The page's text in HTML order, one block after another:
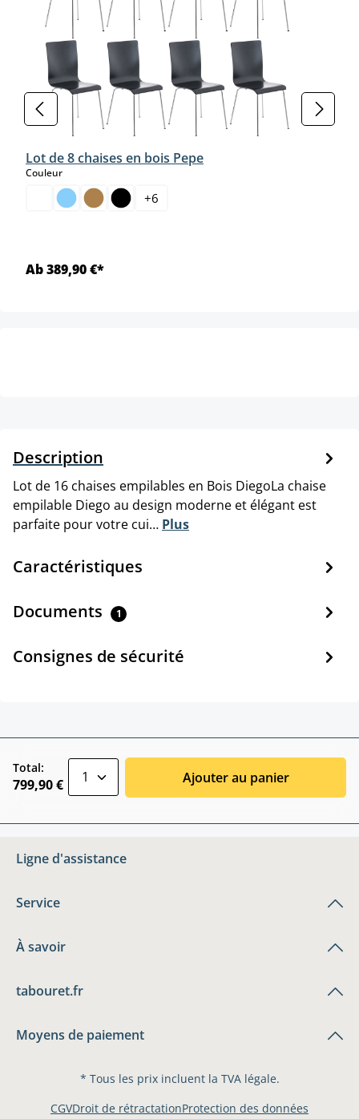
Lot de 8 chaises en bois Pepe
Couleurselect
+6
Ab 389,90 €*
Description
Lot de 16 chaises empilables en Bois DiegoLa chaise
empilable Diego au design moderne et élégant est
parfaite pour votre cui… Plus
Caractéristiques
Documents 1
Consignes de sécurité
Total:
799,90 € Ajouter au panier
Ligne d'assistance
Service
À savoir
tabouret.fr
Moyens de paiement
* Tous les prix incluent la TVA légale.
CGVDroit de rétractationProtection des données